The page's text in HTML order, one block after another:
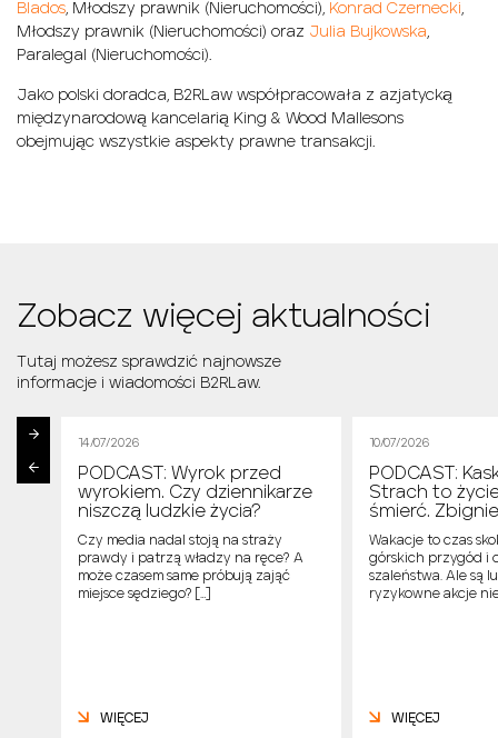
Blados, Młodszy prawnik (Nieruchomości), Konrad Czernecki,
Młodszy prawnik (Nieruchomości) oraz Julia Bujkowska,
Paralegal (Nieruchomości).
Jako polski doradca, B2RLaw współpracowała z azjatycką
międzynarodową kancelarią King & Wood Mallesons
obejmując wszystkie aspekty prawne transakcji.
Zobacz więcej aktualności
Tutaj możesz sprawdzić najnowsze
informacje i wiadomości B2RLaw.
14/07/2026
PODCAST: Wyrok przed
wyrokiem. Czy dziennikarze
niszczą ludzkie życia?
Czy media nadal stoją na straży
prawdy i patrzą władzy na ręce? A
może czasem same próbują zająć
miejsce sędziego? […]
WIĘCEJ
10/07/2026
PODCAST:
Strach to
śmierć.
Wakacje to czas
górskich przygód i
szaleństwa. Ale są
ryzykowne akcje
WIĘCEJ